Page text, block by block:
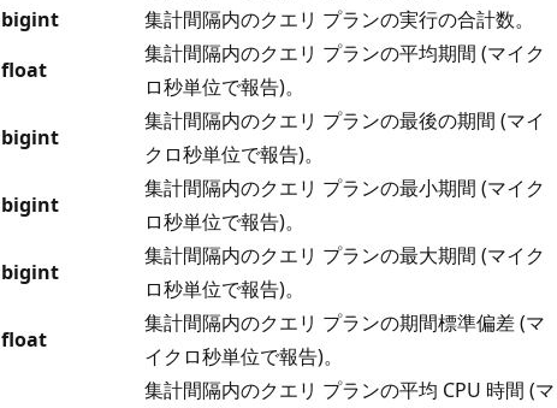
bigint
集計間隔内のクエリ プランの実行の合計数。
float
集計間隔内のクエリ プランの平均期間 (マイク
ロ秒単位で報告)。
bigint
集計間隔内のクエリ プランの最後の期間 (マイ
クロ秒単位で報告)。
bigint
集計間隔内のクエリ プランの最小期間 (マイク
ロ秒単位で報告)。
bigint
集計間隔内のクエリ プランの最大期間 (マイク
ロ秒単位で報告)。
float
集計間隔内のクエリ プランの期間標準偏差 (マ
イクロ秒単位で報告)。
集計間隔内のクエリ プランの平均 CPU 時間 (マ